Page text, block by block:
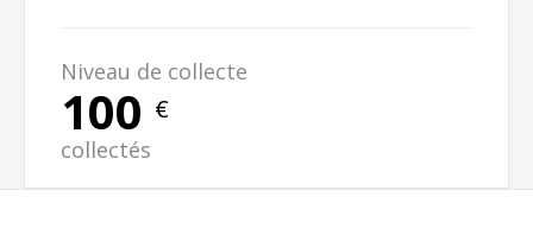
Niveau de collecte
100 €
collectés